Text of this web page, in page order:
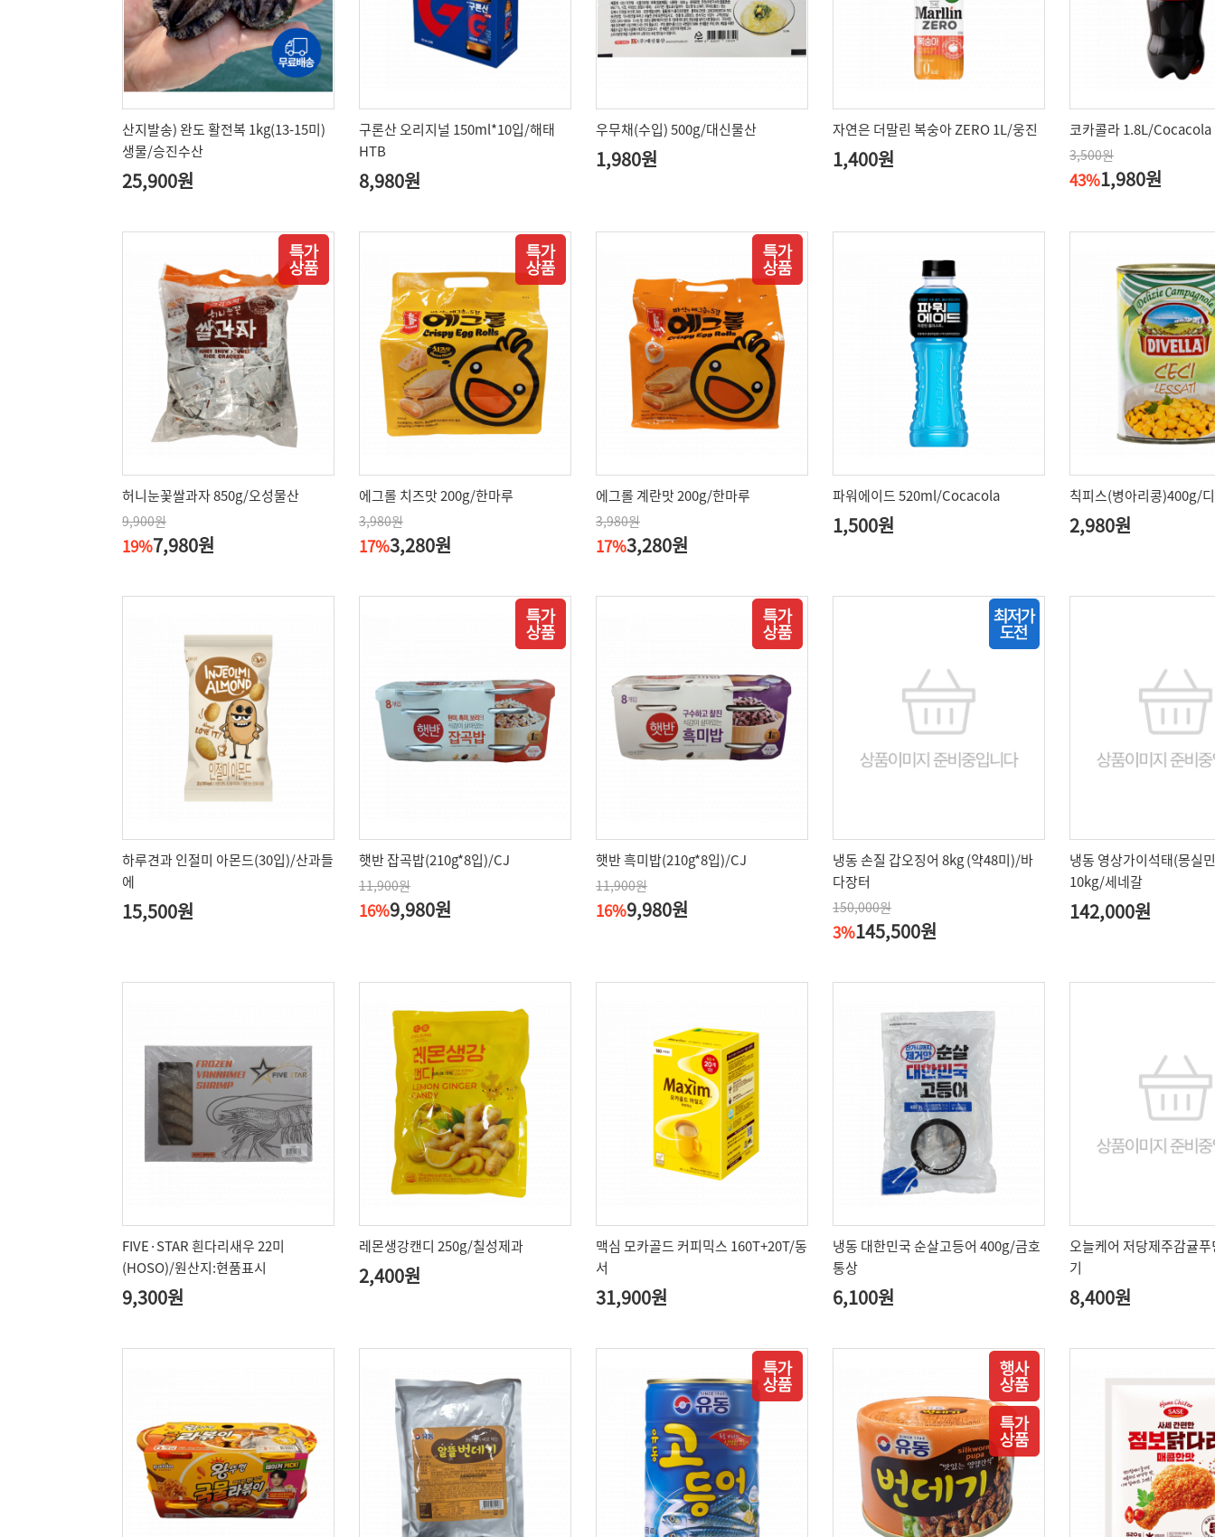
산지발송) 완도 활전복 1kg(13-15미)
생물/승진수산
25,900원
구론산 오리지널 150ml*10입/해태
HTB
8,980원
우무채(수입) 500g/대신물산
1,980원
자연은 더말린 복숭아 ZERO 1L/웅진
1,400원
코카콜라 1.8L/Cocacola
3,500원
43%1,980원
허니눈꽃쌀과자 850g/오성물산
9,900원
19%7,980원
에그롤 치즈맛 200g/한마루
3,980원
17%3,280원
에그롤 계란맛 200g/한마루
3,980원
17%3,280원
파워에이드 520ml/Cocacola
1,500원
칙피스(병아리콩)400g/
2,980원
하루견과 인절미 아몬드(30입)/산과들
에
15,500원
햇반 잡곡밥(210g*8입)/CJ
11,900원
16%9,980원
햇반 흑미밥(210g*8입)/CJ
11,900원
16%9,980원
냉동 손질 갑오징어 8kg (약48미)/바
다장터
150,000원
3%145,500원
냉동 영상가이석태(몽실
10kg/세네갈
142,000원
FIVE·STAR 흰다리새우 22미
(HOSO)/원산지:현품표시
9,300원
레몬생강캔디 250g/칠성제과
2,400원
맥심 모카골드 커피믹스 160T+20T/동
서
31,900원
냉동 대한민국 순살고등어 400g/금호
통상
6,100원
오늘케어 저당제주감귤
기
8,400원